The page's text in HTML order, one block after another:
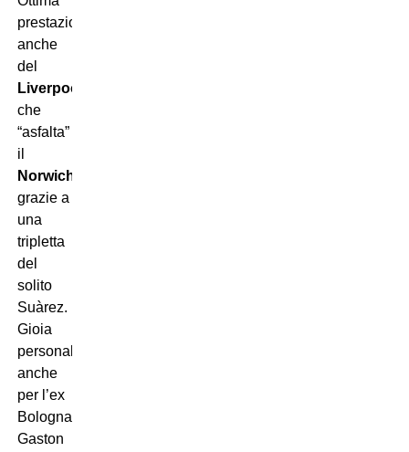
prestazione
anche
del
Liverpool
che
“asfalta”
il
Norwich
grazie a
una
tripletta
del
solito
Suàrez.
Gioia
personale
anche
per l’ex
Bologna
Gaston